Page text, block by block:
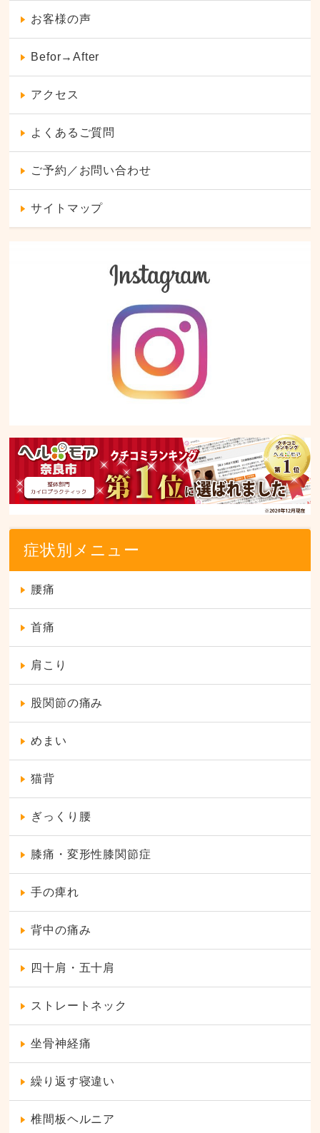
お客様の声
Befor→After
アクセス
よくあるご質問
ご予約／お問い合わせ
サイトマップ
症状別メニュー
腰痛
首痛
肩こり
股関節の痛み
めまい
猫背
ぎっくり腰
膝痛・変形性膝関節症
手の痺れ
背中の痛み
四十肩・五十肩
ストレートネック
坐骨神経痛
繰り返す寝違い
椎間板ヘルニア